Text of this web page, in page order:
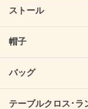
ストール
帽子
バッグ
テーブルクロス･ラ